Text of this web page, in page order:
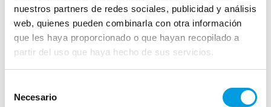
nuestros partners de redes sociales, publicidad y análisis
web, quienes pueden combinarla con otra información
que les haya proporcionado o que hayan recopilado a
partir del uso que haya hecho de sus servicios.
Necesario
Calidad en la gestión. Calidad en